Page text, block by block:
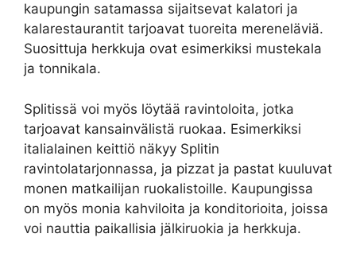
kaupungin satamassa sijaitsevat kalatori ja
kalarestaurantit tarjoavat tuoreita mereneläviä.
Suosittuja herkkuja ovat esimerkiksi mustekala
ja tonnikala.
Splitissä voi myös löytää ravintoloita, jotka
tarjoavat kansainvälistä ruokaa. Esimerkiksi
italialainen keittiö näkyy Splitin
ravintolatarjonnassa, ja pizzat ja pastat kuuluvat
monen matkailijan ruokalistoille. Kaupungissa
on myös monia kahviloita ja konditorioita, joissa
voi nauttia paikallisia jälkiruokia ja herkkuja.